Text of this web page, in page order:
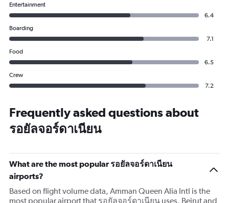
Entertainment
6.4
Boarding
7.1
Food
6.5
Crew
7.2
Frequently asked questions about
รอยัลจอร์ดาเนียน
What are the most popular รอยัลจอร์ดาเนียน
airports?
Based on flight volume data, Amman Queen Alia Intl is the
most popular airport that รอยัลจอร์ดาเนียน uses. Beirut and